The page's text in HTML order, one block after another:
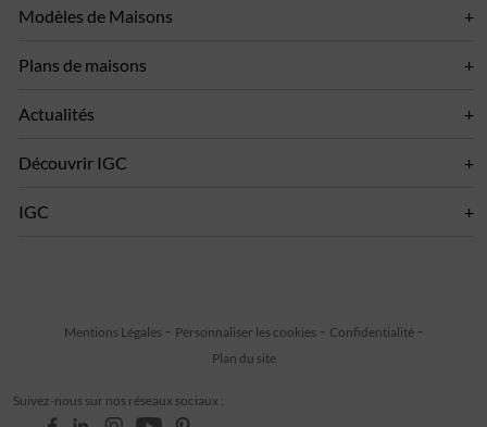
Modèles de Maisons
Plans de maisons
Actualités
Découvrir IGC
IGC
Suivez-nous sur nos réseaux sociaux :
Mentions Légales Personnaliser les cookies
Confidentialité
Plan du site